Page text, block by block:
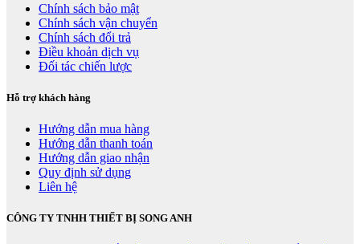
Chính sách bảo mật
Chính sách vận chuyển
Chính sách đổi trả
Điều khoản dịch vụ
Đối tác chiến lược
Hỗ trợ khách hàng
Hướng dẫn mua hàng
Hướng dẫn thanh toán
Hướng dẫn giao nhận
Quy định sử dụng
Liên hệ
CÔNG TY TNHH THIẾT BỊ SONG ANH